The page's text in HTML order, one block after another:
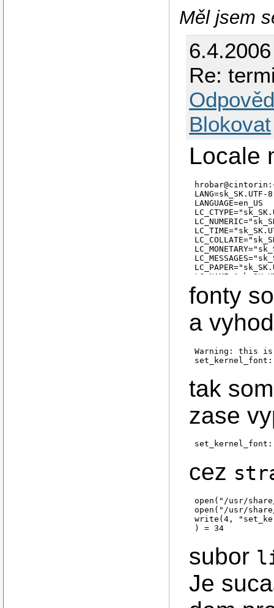
Měl jsem
Re:
Blokovat
Locale
LANG=sk_SK.UTF-8
LANGUAGE=en_US
fonty
a
Warning: this is
tak
zase
cez
open("/usr/
open("/usr/
write(4,
) = 34
subor
Je